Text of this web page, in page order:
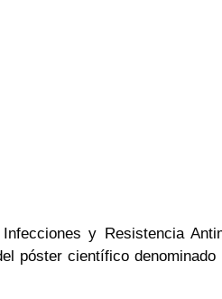
y Resistencia
póster científico denominado